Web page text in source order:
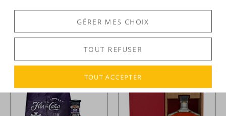
d'âge - Centenario - 18 ans -
+
65,32 €TTC
d'âge - Centenario - 19 ans -
70cl - 40°
93,67 €TTC
GÉRER MES CHOIX
TOUT REFUSER
TOUT ACCEPTER